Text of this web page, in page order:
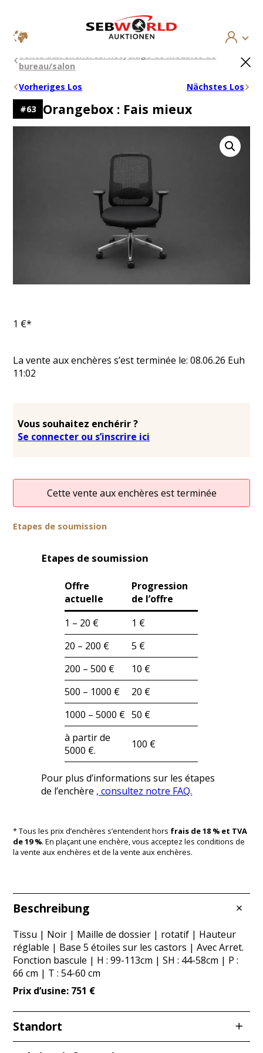
Aller
contenu
Vente aux enchères: Recyclage de meubles de
bureau/salon
Vorheriges Los
Nächstes Los
#63 Orangebox : Fais mieux
1 €*
La vente aux enchères s’est terminée le:08.06.26 Euh
11:02
Vous souhaitez enchérir ?
Se connecter ou s’inscrire ici
Cette vente aux enchères est terminée
Etapes de soumission
Etapes de soumission
Offre
actuelle
Progression
de l’offre
1 – 20 €
1 €
20 – 200 €
5 €
200 – 500 €
10 €
500 – 1000 €
20 €
1000 – 5000 € 50 €
à partir de
5000 €.
100 €
Pour plus d’informations sur les étapes
de l’enchère , consultez notre FAQ.
×
* Tous les prix d’enchères s’entendent hors frais de 18 % et TVA
de 19 %. En plaçant une enchère, vous acceptez les conditions de
la vente aux enchères et de la vente aux enchères.
Beschreibung
Tissu | Noir | Maille de dossier | rotatif | Hauteur
réglable | Base 5 étoiles sur les castors | Avec Arret.
Fonction bascule | H : 99-113cm | SH : 44-58cm | P :
66 cm | T : 54-60 cm
Prix d’usine: 751 €
Standort